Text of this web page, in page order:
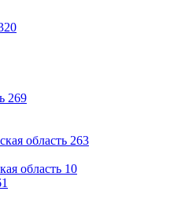
269
область 263
область 10